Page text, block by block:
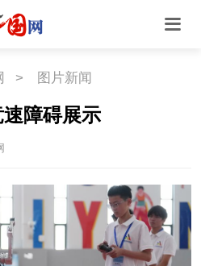
民藏
草原 湾区
心理 老年
> 图片新闻
障碍展示